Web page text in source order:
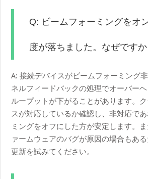
Q: ビームフォーミングをオ
度が落ちました。なぜですか
A: 接続デバイスがビームフォーミング
ネルフィードバックの処理でオーバー
ループットが下がることがあります。
スが対応しているか確認し、非対応で
ミングをオフにした方が安定します。
ァームウェアのバグが原因の場合もあ
更新を試みてください。